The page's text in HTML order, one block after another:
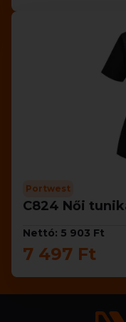
Portwest
C824 Női
Nettó: 5 903 Ft
7 497 Ft